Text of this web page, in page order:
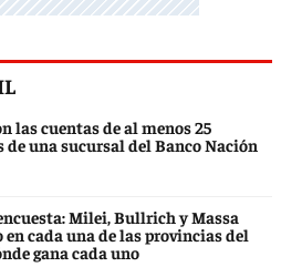
las cuentas de al menos 25
de una sucursal del Banco Nación
Milei, Bullrich y Massa
cada una de las provincias del
gana cada uno